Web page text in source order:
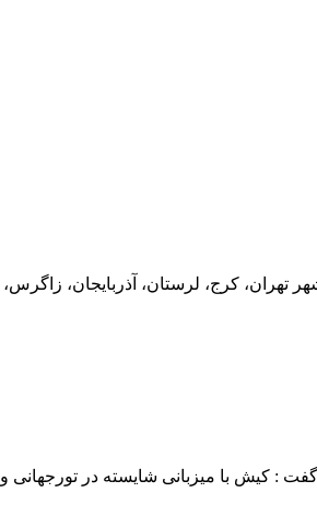
چهارشنبه (۳ مرداد ماه) کارگران تراورس اسلامشهر تهران، کرج،
كیش با میزبانی شایسته در تورجهانی